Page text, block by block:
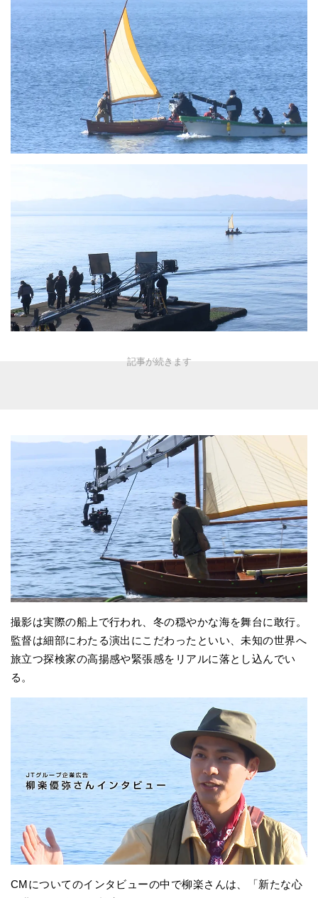
撮影は実際の船上で行われ、冬の穏やかな海を舞台に敢行。
監督は細部にわたる演出にこだわったといい、未知の世界へ
旅立つ探検家の高揚感や緊張感をリアルに落とし込んでい
る。
CMについてのインタビューの中で柳楽さんは、「新たな心